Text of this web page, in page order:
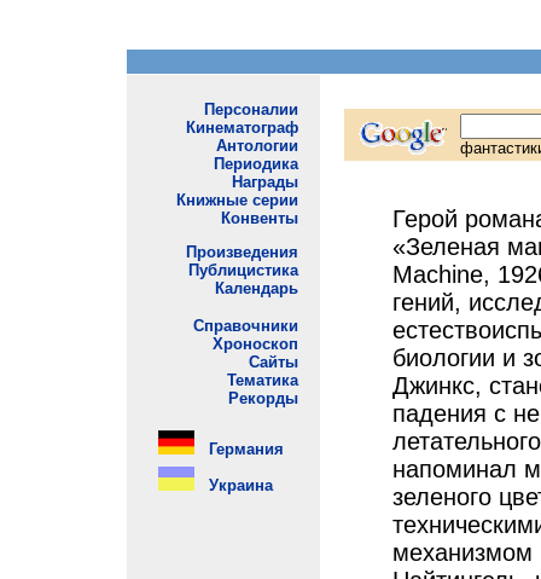
Герой
«Зеленая
Machine,
гений,
биологии и
Джинкс,
падения с
напоминал
зеленого
механизмом